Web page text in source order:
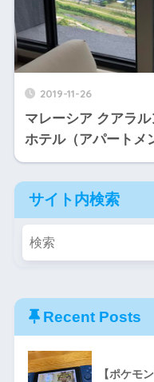
2019-11-26
マレーシア クアラ
ホテル（アパートメ
サイト内検索
Recent Posts
【ポケモ